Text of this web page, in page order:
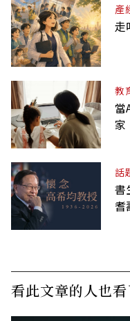
產
走
教
當
家
話
書
耆
看此文章的人也